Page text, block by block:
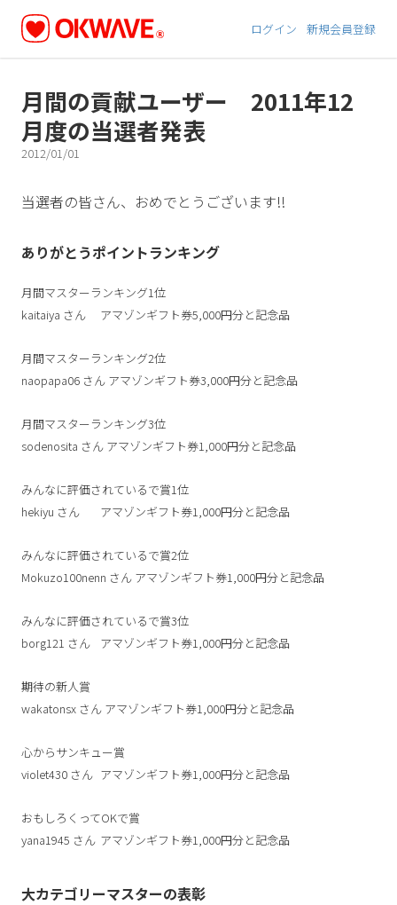
ログイン 新規会員登録
月間の貢献ユーザー 2011年12
月度の当選者発表
2012/01/01
当選者の皆さん、おめでとうございます!!
ありがとうポイントランキング
月間マスターランキング1位
kaitaiya さん アマゾンギフト券5,000円分と記念品
月間マスターランキング2位
naopapa06 さん アマゾンギフト券3,000円分と記念品
月間マスターランキング3位
sodenosita さん アマゾンギフト券1,000円分と記念品
みんなに評価されているで賞1位
hekiyu さん アマゾンギフト券1,000円分と記念品
みんなに評価されているで賞2位
Mokuzo100nenn さん アマゾンギフト券1,000円分と記念品
みんなに評価されているで賞3位
borg121 さん アマゾンギフト券1,000円分と記念品
期待の新人賞
wakatonsx さん アマゾンギフト券1,000円分と記念品
心からサンキュー賞
violet430 さん アマゾンギフト券1,000円分と記念品
おもしろくってOKで賞
yana1945 さん アマゾンギフト券1,000円分と記念品
大カテゴリーマスターの表彰